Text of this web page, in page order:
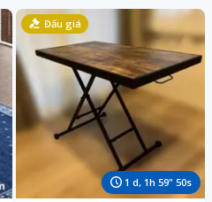
1 d, 1h 59" 47s
Đấu giá